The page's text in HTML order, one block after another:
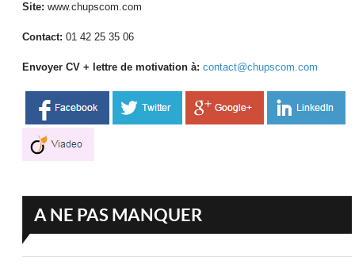
Site:www.chupscom.com
Contact: 01 42 25 35 06
Envoyer CV + lettre de motivation à: contact@chupscom.com
A NE PAS MANQUER